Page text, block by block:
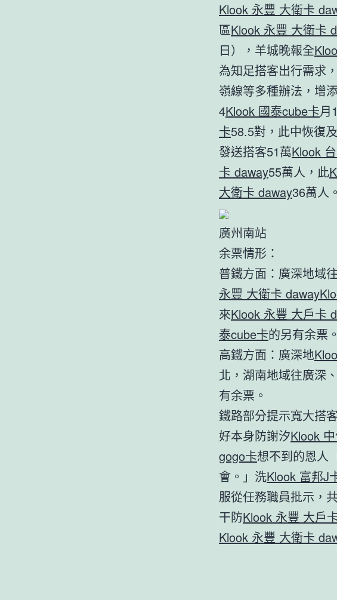
Klook 永豐 大衛卡
區Klook 永豐 大衛卡
日），羊城晚報全
為知足搭客出行需求
嶺線等多種辦法，增
4Klook 國泰cube卡月
卡58.5對，此中恢復
發送搭客51萬Klook
卡 daway55萬人，此
大衛卡 daway36萬人。
廣州南站
余票情形：
普鐵方面：廣深地域
永豐 大衛卡 daway
來Klook 永豐 大戶卡
泰cube卡的另有余票。
高鐵方面：廣深地
北，湖南地域往廣深
有余票。
鐵路部分提示寬大搭
好本身防謝汐Klook
gogo卡想不到的恩人
會。」洗Klook 富邦J
服從任務職員批示，
干防Klook 永豐 大戶
Klook 永豐 大衛卡